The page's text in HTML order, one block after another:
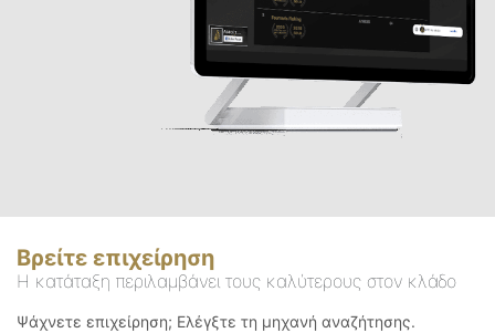
Βρείτε επιχείρηση
Η κατάταξη περιλαμβάνει τους καλύτερους στον κλάδο
Ψάχνετε επιχείρηση; Ελέγξτε τη μηχανή αναζήτησης.